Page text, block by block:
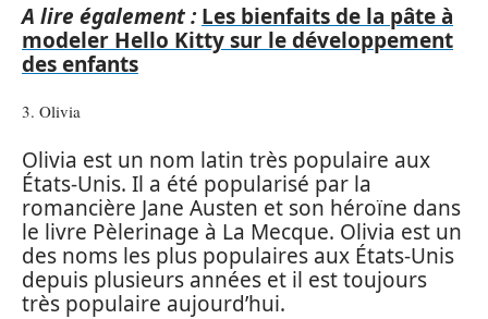
A lire également : Les bienfaits de la pâte à
modeler Hello Kitty sur le développement
des enfants
3. Olivia
Olivia est un nom latin très populaire aux
États-Unis. Il a été popularisé par la
romancière Jane Austen et son héroïne dans
le livre Pèlerinage à La Mecque. Olivia est un
des noms les plus populaires aux États-Unis
depuis plusieurs années et il est toujours
très populaire aujourd’hui.